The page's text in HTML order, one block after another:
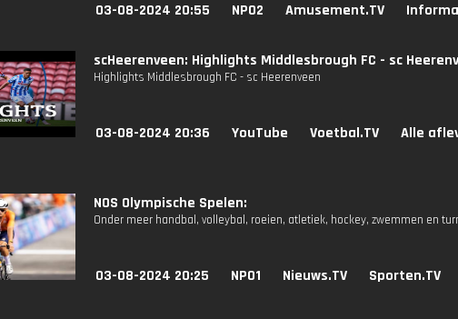
03-08-2024 20:55 NPO2 Amusement.TV
scHeerenveen: Highlights Middlesbrough FC - sc
Highlights Middlesbrough FC - sc Heerenveen
03-08-2024 20:36 YouTube Voetbal.TV Alle
NOS Olympische Spelen:
Onder meer handbal, volleybal, roeien, atletiek, hockey, zwemmen en
03-08-2024 20:25 NPO1 Nieuws.TV Sporten.TV